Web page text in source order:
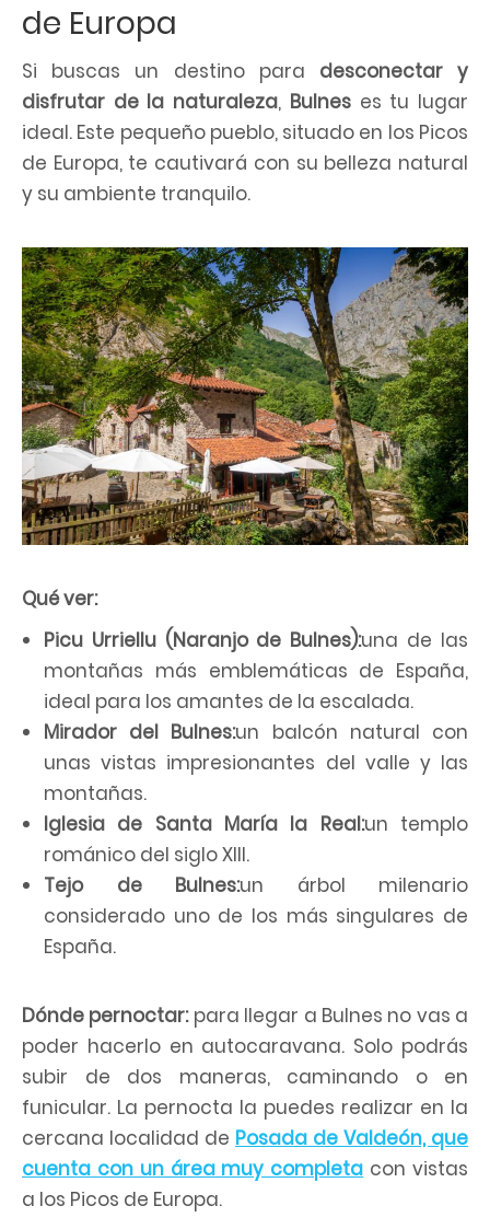
de Europa
Si buscas un destino para desconectar y
disfrutar de la naturaleza, Bulneses tu lugar
ideal. Este pequeño pueblo, situado en los Picos
de Europa, te cautivará con su belleza natural
y su ambiente tranquilo.
Qué ver:
Picu Urriellu (Naranjo de Bulnes):una de las
montañas más emblemáticas de España,
ideal para los amantes de la escalada.
Mirador del Bulnes:un balcón natural con
unas vistas impresionantes del valle y las
montañas.
Iglesia de Santa María la Real:un templo
románico del siglo XIII.
Tejo de Bulnes:un árbol milenario
considerado uno de los más singulares de
España.
Dónde pernoctar:para llegar a Bulnes no vas a
poder hacerlo en autocaravana. Solo podrás
subir de dos maneras, caminando o en
funicular. La pernocta la puedes realizar en la
cercana localidad de Posada de Valdeón, que
cuenta con un área muy completa con vistas
a los Picos de Europa.